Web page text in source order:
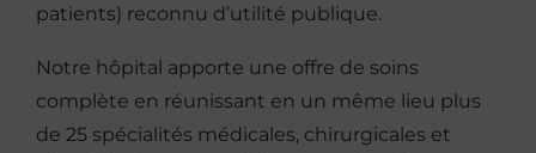
patients) reconnu d’utilité publique.
Notre hôpital apporte une offre de soins
complète en réunissant en un même lieu plus
de 25 spécialités médicales, chirurgicales et